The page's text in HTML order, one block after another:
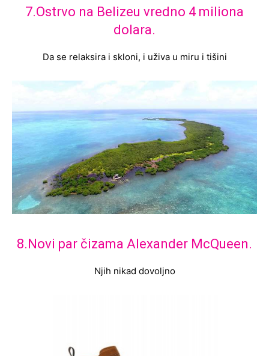
7.Ostrvo na Belizeu vredno 4 miliona
dolara.
Da se relaksira i skloni, i uživa u miru i tišini
8.Novi par čizama Alexander McQueen.
Njih nikad dovoljno